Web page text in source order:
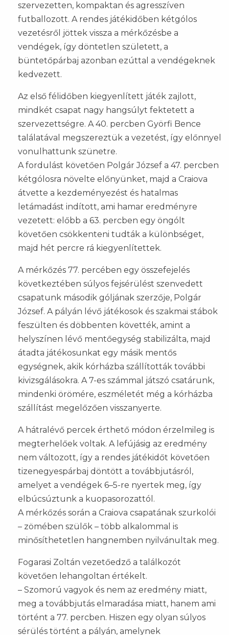
szervezetten, kompaktan és agresszíven
futballozott. A rendes játékidőben kétgólos
vezetésről jöttek vissza a mérkőzésbe a
vendégek, így döntetlen született, a
büntetőpárbaj azonban ezúttal a vendégeknek
kedvezett.
Az első félidőben kiegyenlített játék zajlott,
mindkét csapat nagy hangsúlyt fektetett a
szervezettségre. A 40. percben Györfi Bence
találatával megszereztük a vezetést, így előnnyel
vonulhattunk szünetre.
A fordulást követően Polgár József a 47. percben
kétgólosra növelte előnyünket, majd a Craiova
átvette a kezdeményezést és hatalmas
letámadást indított, ami hamar eredményre
vezetett: előbb a 63. percben egy öngólt
követően csökkenteni tudták a különbséget,
majd hét percre rá kiegyenlítettek.
A mérkőzés 77. percében egy összefejelés
következtében súlyos fejsérülést szenvedett
csapatunk második góljának szerzője, Polgár
József. A pályán lévő játékosok és szakmai stábok
feszülten és döbbenten követték, amint a
helyszínen lévő mentőegység stabilizálta, majd
átadta játékosunkat egy másik mentős
egységnek, akik kórházba szállították további
kivizsgálásokra. A 7-es számmal játszó csatárunk,
mindenki örömére, eszméletét még a kórházba
szállítást megelőzően visszanyerte.
A hátralévő percek érthető módon érzelmileg is
megterhelőek voltak. A lefújásig az eredmény
nem változott, így a rendes játékidőt követően
tizenegyespárbaj döntött a továbbjutásról,
amelyet a vendégek 6–5-re nyertek meg, így
elbúcsúztunk a kuopasorozattól.
A mérkőzés során a Craiova csapatának szurkolói
– zömében szülők – több alkalommal is
minősíthetetlen hangnemben nyilvánultak meg.
Fogarasi Zoltán vezetőedző a találkozót
követően lehangoltan értékelt.
– Szomorú vagyok és nem az eredmény miatt,
meg a továbbjutás elmaradása miatt, hanem ami
történt a 77. percben. Hiszen egy olyan súlyos
sérülés történt a pályán, amelynek